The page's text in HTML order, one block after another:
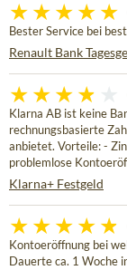
Bester Service bei
Renault Bank
Klarna AB ist keine
rechnungsbasierte
anbietet. Vorteile: -
problemlose
Klarna+ Festgeld
Kontoeröffnung bei
Dauerte ca. 1 Woche